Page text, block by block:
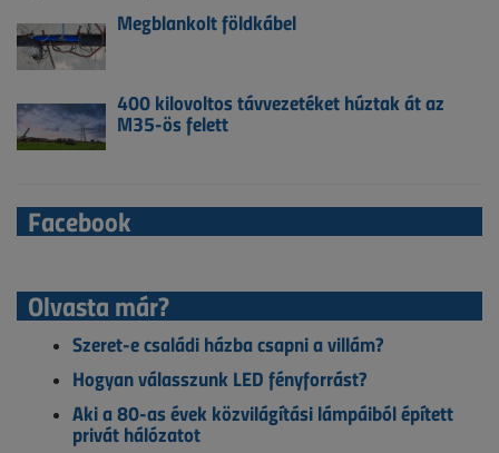
Megblankolt földkábel
400 kilovoltos távvezetéket húztak át az
M35-ös felett
Facebook
Olvasta már?
Szeret-e családi házba csapni a villám?
Hogyan válasszunk LED fényforrást?
Aki a 80-as évek közvilágítási lámpáiból épített
privát hálózatot